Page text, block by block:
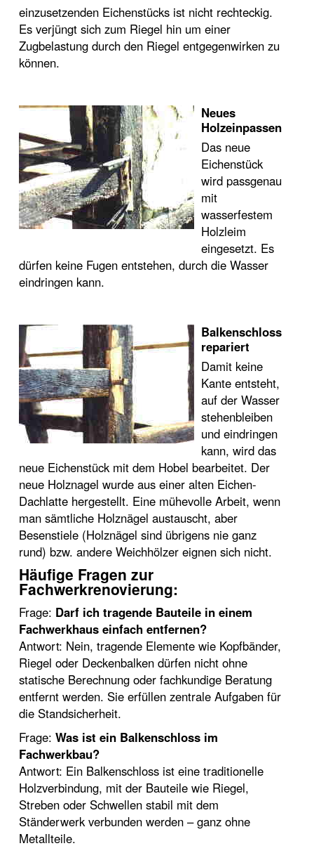
einzusetzenden Eichenstücks ist nicht rechteckig.
Es verjüngt sich zum Riegel hin um einer
Zugbelastung durch den Riegel entgegenwirken zu
können.
Neues
Holzeinpassen
Das neue
Eichenstück
wird passgenau
mit
wasserfestem
Holzleim
eingesetzt. Es
dürfen keine Fugen entstehen, durch die Wasser
eindringen kann.
Balkenschloss
repariert
Damit keine
Kante entsteht,
auf der Wasser
stehenbleiben
und eindringen
kann, wird das
neue Eichenstück mit dem Hobel bearbeitet. Der
neue Holznagel wurde aus einer alten Eichen-
Dachlatte hergestellt. Eine mühevolle Arbeit, wenn
man sämtliche Holznägel austauscht, aber
Besenstiele (Holznägel sind übrigens nie ganz
rund) bzw. andere Weichhölzer eignen sich nicht.
Häufige Fragen zur
Fachwerkrenovierung:
Frage: Darf ich tragende Bauteile in einem
Fachwerkhaus einfach entfernen?
Antwort: Nein, tragende Elemente wie Kopfbänder,
Riegel oder Deckenbalken dürfen nicht ohne
statische Berechnung oder fachkundige Beratung
entfernt werden. Sie erfüllen zentrale Aufgaben für
die Standsicherheit.
Frage: Was ist ein Balkenschloss im
Fachwerkbau?
Antwort: Ein Balkenschloss ist eine traditionelle
Holzverbindung, mit der Bauteile wie Riegel,
Streben oder Schwellen stabil mit dem
Ständerwerk verbunden werden – ganz ohne
Metallteile.